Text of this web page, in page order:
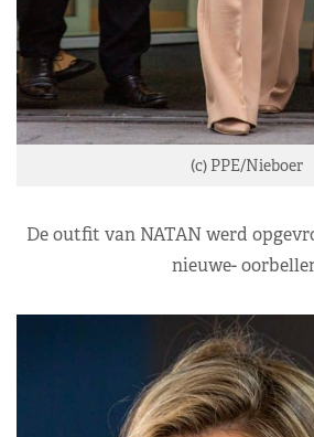
(c) PPE/Nieboer
De outfit van NATAN werd
nieuwe-